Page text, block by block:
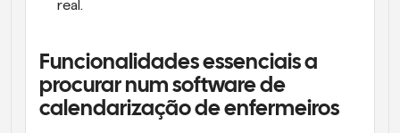
real.
Funcionalidades essenciais a
procurar num software de
calendarização de enfermeiros